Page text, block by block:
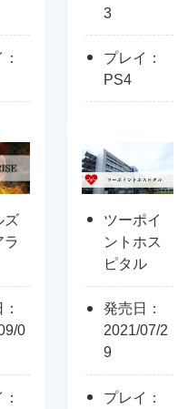
3
プレイ：
PS4
ズ
ラ
0
ツーポイ
ントホス
ピタル
発売日：
2021/07/2
9
プレイ：